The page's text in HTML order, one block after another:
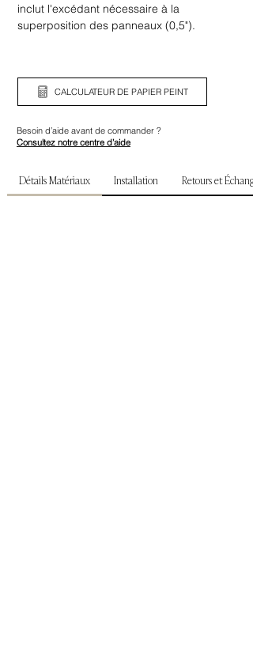
inclut l'excédant nécessaire à la
superposition des panneaux (0,5").
commander.
CALCULATEUR DE PAPIER PEINT
Besoin d’aide avant de commander ?
Consultez notre centre d’aide
Détails Matériaux Installation Retours et